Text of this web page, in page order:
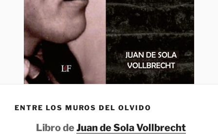
ENTRE LOS MUROS DEL OLVIDO
Libro deJuan de Sola Vollbrecht